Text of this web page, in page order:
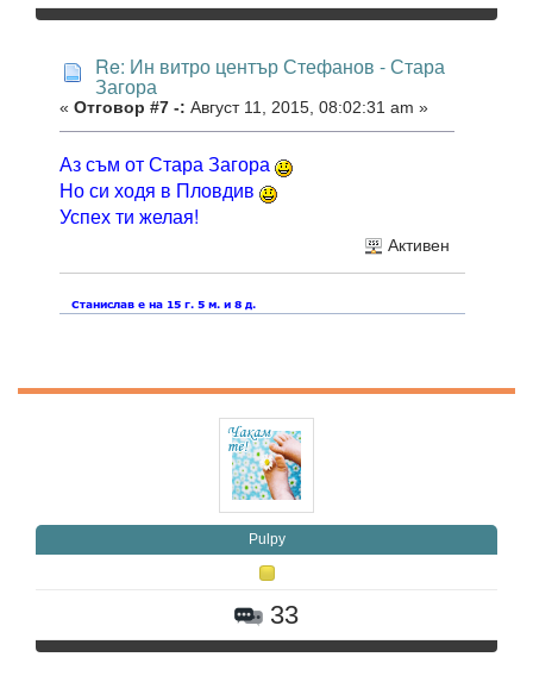
Re: Ин витро център Стефанов - Стара
Загора
« Отговор #7 -: Август 11, 2015, 08:02:31 am »
Аз съм от Стара Загора
Но си ходя в Пловдив
Успех ти желая!
Активен
Pulpy
33